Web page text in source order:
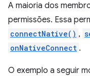
A maioria dos
permissões. Essa
connectNative() ,
onNativeConnect .
O exemplo a seguir